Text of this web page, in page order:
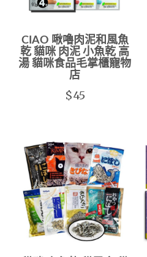
CIAO 啾嚕肉泥和風魚
乾 貓咪 肉泥 小魚乾 高
湯 貓咪食品毛掌櫃寵物
店
$45